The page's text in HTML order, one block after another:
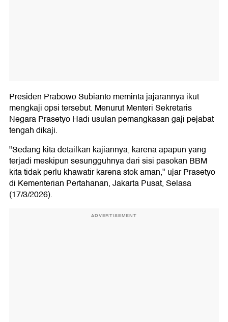
Presiden Prabowo Subianto meminta jajarannya ikut
mengkaji opsi tersebut. Menurut Menteri Sekretaris
Negara Prasetyo Hadi usulan pemangkasan gaji pejabat
tengah dikaji.
"Sedang kita detailkan kajiannya, karena apapun yang
terjadi meskipun sesungguhnya dari sisi pasokan BBM
kita tidak perlu khawatir karena stok aman," ujar Prasetyo
di Kementerian Pertahanan, Jakarta Pusat, Selasa
(17/3/2026).
ADVERTISEMENT